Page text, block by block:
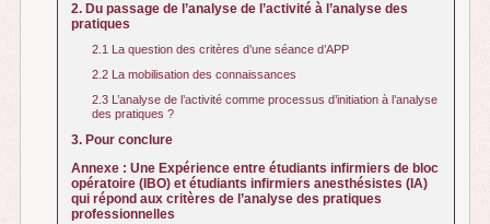
2. Du passage de l’analyse de l’activité à l’analyse des
pratiques
2.1 La question des critères d’une séance d’APP
2.2 La mobilisation des connaissances
2.3 L’analyse de l’activité comme processus d’initiation à l’analyse
des pratiques ?
3. Pour conclure
Annexe : Une Expérience entre étudiants infirmiers de bloc
opératoire (IBO) et étudiants infirmiers anesthésistes (IA)
qui répond aux critères de l’analyse des pratiques
professionnelles